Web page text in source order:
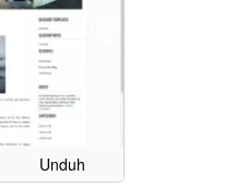
Unduh